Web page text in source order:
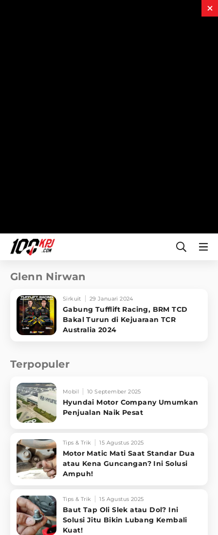
Glenn Nirwan
Sirkuit 29 Januari 2024
Gabung Tufflift Racing, BRM TCD
Bakal Turun di Kejuaraan TCR
Australia 2024
Terpopuler
Mobil 10 September 2025
Hyundai Motor Company Umumkan
Penjualan Naik Pesat
Tips & Trik 15 Agustus 2025
Motor Matic Mati Saat Standar Dua
atau Kena Guncangan? Ini Solusi
Ampuh!
Tips & Trik 15 Agustus 2025
Baut Tap Oli Slek atau Dol? Ini
Solusi Jitu Bikin Lubang Kembali
Kuat!